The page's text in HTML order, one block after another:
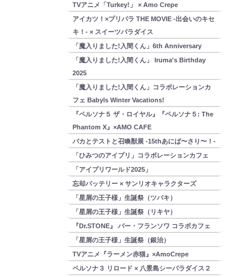
TVアニメ「Turkey!」 × Amo Crepe
アイカツ！×プリパラ THE MOVIE -出会いのキセ
キ！- × スイーツパラダイス
「魔入りました!入間くん」6th Anniversary
「魔入りました!入間くん」 Iruma's Birthday
2025
「魔入りました!入間くん」コラボレーションカ
フェ Babyls Winter Vacations!
『ペルソナ５ ザ・ロイヤル』『ペルソナ５: The
Phantom X』×AMO CAFE
バカとテストと召喚獣展 -15thあにば〜さり〜！-
「ひみつのアイプリ」コラボレーションカフェ
「アイプリワールド2025」
忘却バッテリー × サンリオキャラクターズ
「星屑の王子様」生誕祭（ツバキ）
「星屑の王子様」生誕祭（リキヤ）
『Dr.STONE』 バー・フランソワ コラボカフェ
「星屑の王子様」生誕祭（銀治）
TVアニメ『ラーメン赤猫』×AmoCrepe
ペルソナ３ リロード × 八景島シーパラダイス２